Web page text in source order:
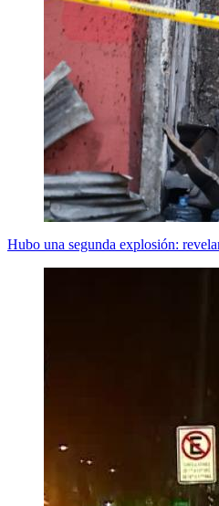
Hubo una segunda explosión: